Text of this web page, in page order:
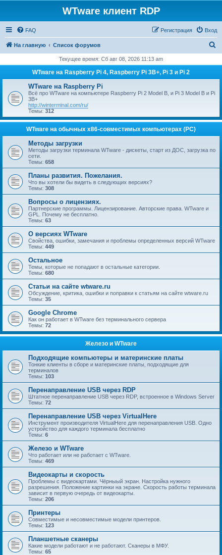
WTware клиент RDP
FAQ Вход
Регистрация
На главную Список форумов
с
Текущее время: Сб авг 08, 2026 11:13 am
WTware на Raspberry Pi 4, Raspberry Pi 3B+, Pi 3 и Pi 2
WTware на Raspberry Pi
Всё про WTware на компьютере Raspberry Pi 2 Model B, и Pi 3 Model B и Pi
3B+
http://winterminal.com/ru/
Темы: 312
WTware на обычных x86-совместимых компьютерах (PC)
Методы загрузки
Методы загрузки терминала WTware - дискеты, старт из ДОС, загрузка по
сети.
Темы: 658
Планы развития. Пожелания.
Что вы хотели бы видеть в следующих версиях?
Темы: 308
Вопросы о лицензиях.
Партнерские программы. Лицензирование. Авторские права. WTware и
GPL. Почему не бесплатно.
Темы: 63
О версиях WTware
Свойства, ошибки, замечания и проблемы определенных версий WTware
Темы: 449
Остальное
Темы, которые не попадают в остальные категории.
Темы: 680
Статьи на сайте wtware.ru
Обсуждение, критика, ошибки и поправки к статьям на сайте wtware.ru
Темы: 35
Google Chrome
Как он работает в WTware без терминального сервера
Темы: 72
Железо и WTware
Подходящие компьютеры и материнские платы
Тонкие клиенты в сборе и материнские платы, подходящие для
терминалов
Темы: 103
Перенаправление USB через RDP
Штатное перенаправление USB через RDP, встроенное в Windows Server
Темы: 72
Перенаправление USB через VirtualHere
Инструмент производителя VirtualHere для перенаправления USB. Одно
устройство для каждого терминала бесплатно
Темы: 6
Железо и WTware
Что работает или не работает с WTware.
Темы: 469
Видеокарты и скорость
Проблемы с видеокартами. Чёрныый экран. Настройка нужного
разрешения. Положение картинки на экране. Скорость работы терминала
зависит в первую очередь от видеокарты.
Темы: 206
Принтеры
Совместимые и несовместимые модели принтеров.
Темы: 123
Планшетные сканеры
Какие модели работают и не работают. Сканеры в МФУ.
Темы: 65